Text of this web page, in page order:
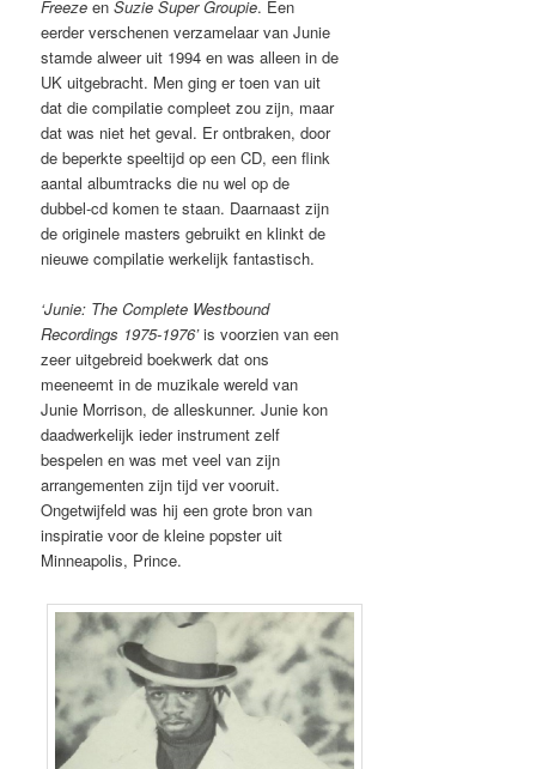
Freeze enSuzie Super Groupie. Een
eerder verschenen verzamelaar van Junie
stamde alweer uit 1994 en was alleen in de
UK uitgebracht. Men ging er toen van uit
dat die compilatie compleet zou zijn, maar
dat was niet het geval. Er ontbraken, door
de beperkte speeltijd op een CD, een flink
aantal albumtracks die nu wel op de
dubbel-cd komen te staan. Daarnaast zijn
de originele masters gebruikt en klinkt de
nieuwe compilatie werkelijk fantastisch.
‘Junie: The Complete Westbound
Recordings 1975-1976’is voorzien van een
zeer uitgebreid boekwerk dat ons
meeneemt in de muzikale wereld van
Junie Morrison, de alleskunner. Junie kon
daadwerkelijk ieder instrument zelf
bespelen en was met veel van zijn
arrangementen zijn tijd ver vooruit.
Ongetwijfeld was hij een grote bron van
inspiratie voor de kleine popster uit
Minneapolis, Prince.